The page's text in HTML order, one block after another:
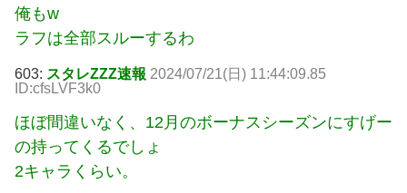
俺もw
ラフは全部スルーするわ
603: スタレZZZ速報 2024/07/21(日) 11:44:09.85
ID:cfsLVF3k0
ほぼ間違いなく、12月のボーナスシーズンにすげー
の持ってくるでしょ
2キャラくらい。